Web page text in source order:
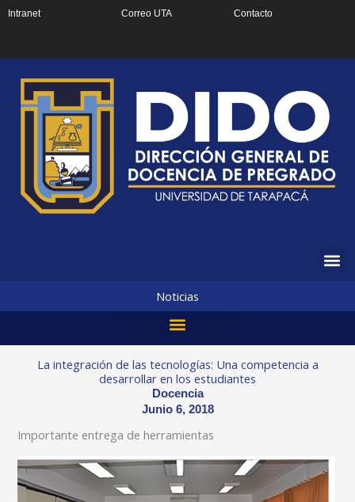
Intranet Correo UTA Contacto
Noticias
La integración de las tecnologías: Una competencia a
desarrollar en los estudiantes
Docencia
Junio 6, 2018
Importante entrega de herramientas